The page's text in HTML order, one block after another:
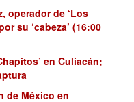
operador de ‘Los
su ‘cabeza’ (16:00
en Culiacán;
de México en